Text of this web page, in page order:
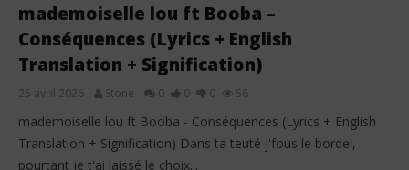
mademoiselle lou ft Booba –
Conséquences (Lyrics + English
Translation + Signification)
25 avril 2026 Stone 0 0 0 56
mademoiselle lou ft Booba - Conséquences (Lyrics + English
Translation + Signification) Dans ta teuté j'fous le bordel,
pourtant je t'ai laissé le choix...